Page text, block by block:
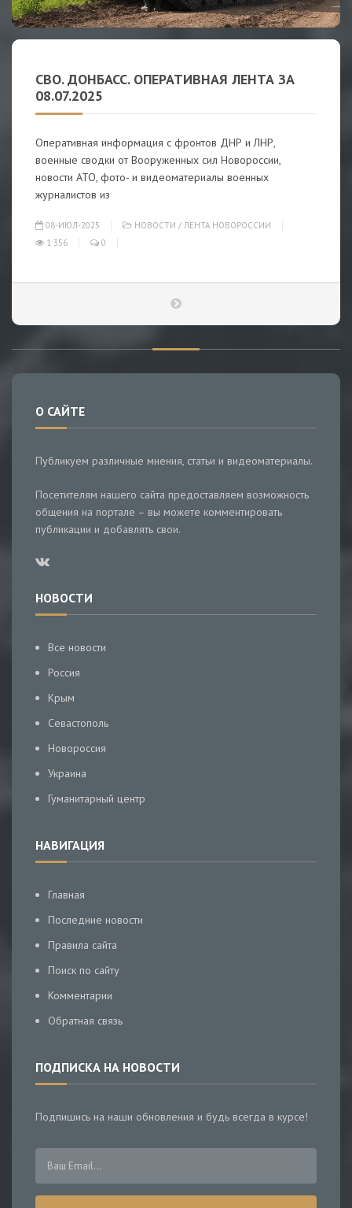
СВО. ДОНБАСС. ОПЕРАТИВНАЯ ЛЕНТА ЗА
08.07.2025
Оперативная информация с фронтов ДНР и ЛНР,
военные сводки от Вооруженных сил Новороссии,
новости АТО, фото- и видеоматериалы военных
журналистов из
08-ИЮЛ-2025 НОВОСТИ / ЛЕНТА НОВОРОССИИ
1 356
0
О САЙТЕ
Публикуем различные мнения, статьи и видеоматериалы.
Посетителям нашего сайта предоставляем возможность
общения на портале – вы можете комментировать
публикации и добавлять свои.
НОВОСТИ
Все новости
Россия
Крым
Севастополь
Новороссия
Украина
Гуманитарный центр
НАВИГАЦИЯ
Главная
Последние новости
Правила сайта
Поиск по сайту
Комментарии
Обратная связь
ПОДПИСКА НА НОВОСТИ
Подпишись на наши обновления и будь всегда в курсе!